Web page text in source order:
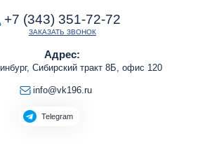
+7 (343) 351-72-72
ЗАКАЗАТЬ ЗВОНОК
Адрес:
Сибирский тракт 8Б, офис 120
info@vk196.ru
Telegram